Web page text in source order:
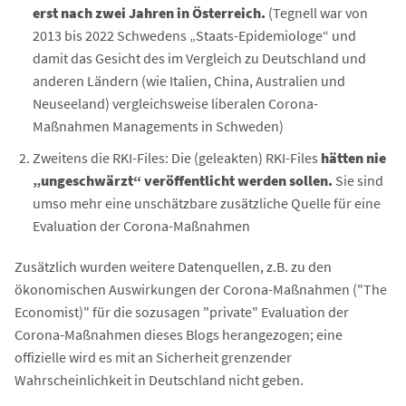
erst nach zwei Jahren in Österreich. (Tegnell war von
2013 bis 2022 Schwedens „Staats-Epidemiologe“ und
damit das Gesicht des im Vergleich zu Deutschland und
anderen Ländern (wie Italien, China, Australien und
Neuseeland) vergleichsweise liberalen Corona-
Maßnahmen Managements in Schweden)
Zweitens die RKI-Files: Die (geleakten) RKI-Files hätten nie
„ungeschwärzt“ veröffentlicht werden sollen. Sie sind
umso mehr eine unschätzbare zusätzliche Quelle für eine
Evaluation der Corona-Maßnahmen
Zusätzlich wurden weitere Datenquellen, z.B. zu den
ökonomischen Auswirkungen der Corona-Maßnahmen ("The
Economist)" für die sozusagen "private" Evaluation der
Corona-Maßnahmen dieses Blogs herangezogen; eine
offizielle wird es mit an Sicherheit grenzender
Wahrscheinlichkeit in Deutschland nicht geben.